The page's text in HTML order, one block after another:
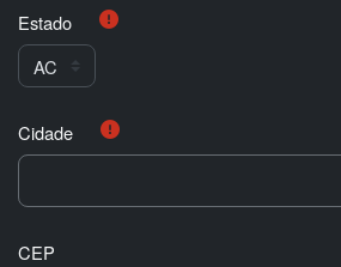
Estado
Cidade
CEP